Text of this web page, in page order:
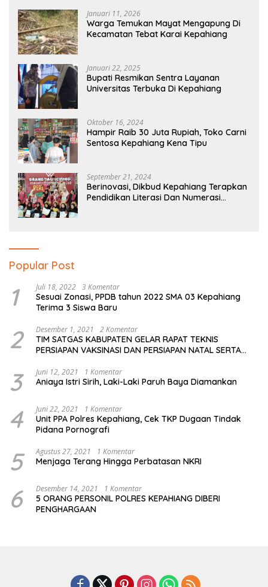
Januari 11, 2026
Warga Temukan Mayat Mengapung Di
Kecamatan Tebat Karai Kepahiang
Januari 22, 2025
Bupati Resmikan Sentra Layanan
Universitas Terbuka Di Kepahiang
Oktober 16, 2024
Hampir Raib 30 Juta Rupiah, Toko Carni
Sentosa Kepahiang Kena Tipu
September 21, 2024
Berinovasi, Dikbud Kepahiang Terapkan
Pendidikan Literasi Dan Numerasi
Popular Post
1 Juli 18, 2022 3 Komentar
Sesuai Zonasi, PPDB tahun 2022 SMA 03 Kepahiang
Terima 3 Siswa Baru
2 Desember 1, 2021 2 Komentar
TIM SATGAS KABUPATEN GELAR RAPAT TEKNIS
PERSIAPAN VAKSINASI DAN PERSIAPAN NATAL SERTA
3 Juni 12, 2021 1 Komentar
Aniaya Istri Sirih, Laki-Laki Paruh Baya Diamankan
4 Juni 22, 2021 1 Komentar
Unit PPA Polres Kepahiang, Cek TKP Dugaan Tindak
Pidana Pornografi
5 Agustus 27, 2021 1 Komentar
Menjaga Terang Hingga Perbatasan NKRI
6 Desember 14, 2021 1 Komentar
5 ORANG PERSONIL POLRES KEPAHIANG DIBERI
PENGHARGAAN